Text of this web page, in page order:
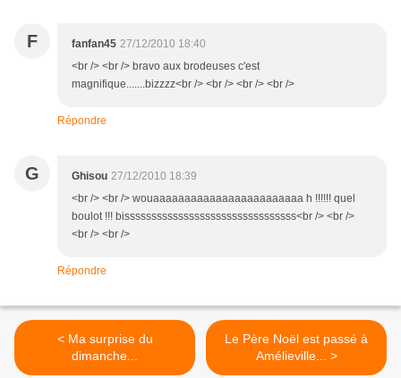
F fanfan45 27/12/2010 18:40
<br /> <br /> bravo aux brodeuses c'est
magnifique.......bizzzz<br /> <br /> <br /> <br />
Répondre
G Ghisou 27/12/2010 18:39
<br /> <br /> wouaaaaaaaaaaaaaaaaaaaaaaaa h !!!!!! quel
boulot !!! bissssssssssssssssssssssssssssssss<br /> <br />
<br /> <br />
Répondre
< Ma surprise du
dimanche...
Le Père Noël est passé à
Amélieville... >